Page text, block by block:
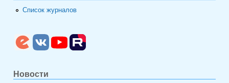
Список журналов
Новости